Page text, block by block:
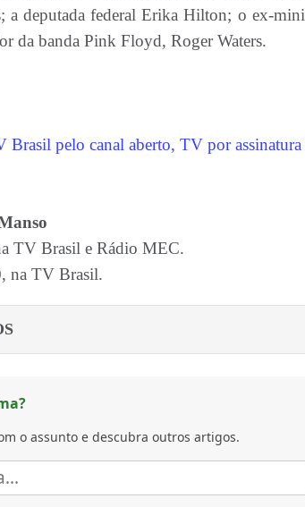
a deputada federal Erika Hilton; o ex-
da banda Pink Floyd, Roger Waters.
Brasil pelo canal aberto, TV por assinatura
TV Brasil e Rádio MEC.
na TV Brasil.
o assunto e descubra outros artigos.